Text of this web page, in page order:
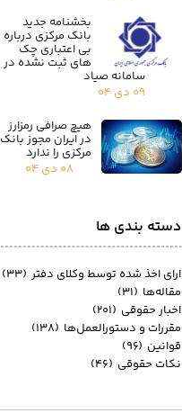
دسته بندی ها
بخشنامه جدید
بانک مرکزی درباره
بی اعتباری چک
های ثبت نشده در
سامانه صیاد
۰۹ دی ۰۴
هیچ صرافی رمزارز
در ایران مجوز بانک
مرکزی را ندارد
۰۸ دی ۰۴
ارای اخذ شده توسط وکلای دفتر (۳۳)
مقاله‌ها (۳۱)
اخبار حقوقی (۲۰۱)
مقررات و دستورالعمل‌ها (۱۳۸)
قوانین (۹۶)
نکات حقوقی (۴۶)